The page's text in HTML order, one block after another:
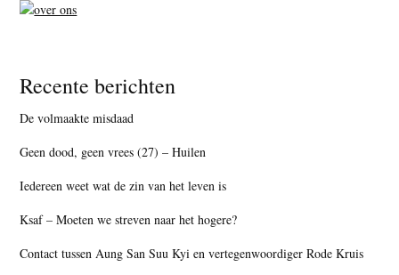
Recente berichten
De volmaakte misdaad
Geen dood, geen vrees (27) – Huilen
Iedereen weet wat de zin van het leven is
Ksaf – Moeten we streven naar het hogere?
Contact tussen Aung San Suu Kyi en vertegenwoordiger Rode Kruis